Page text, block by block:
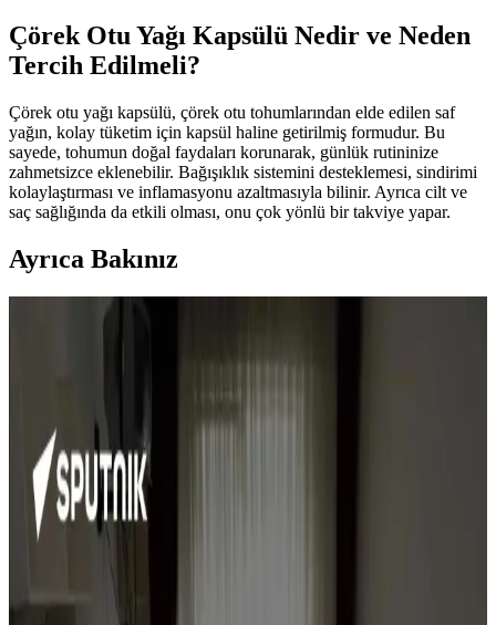
Çörek Otu Yağı Kapsülü Nedir ve Neden
Tercih Edilmeli?
Çörek otu yağı kapsülü, çörek otu tohumlarından elde edilen saf
yağın, kolay tüketim için kapsül haline getirilmiş formudur. Bu
sayede, tohumun doğal faydaları korunarak, günlük rutininize
zahmetsizce eklenebilir. Bağışıklık sistemini desteklemesi, sindirimi
kolaylaştırması ve inflamasyonu azaltmasıyla bilinir. Ayrıca cilt ve
saç sağlığında da etkili olması, onu çok yönlü bir takviye yapar.
Ayrıca Bakınız
Ebeveynlerin alışveriş ve yemek hazırladığı evde sağlıklı beslenme,
iletişim, sorumluluk alma ve küçük değişikliklerle mümkün hale
gelir. Yemek yapmayı öğrenmek ve porsiyon kontrolü önemlidir.
Etlerde Kötü Kokuların Nedenleri ve Çözüm Yolları
Üzerine Detaylı İnceleme
Etlerde ortaya çıkan kötü kokular, hem etin kalitesi hem de kişisel
kokuların nedenleri ve çözüm yolları detaylandırılmaktadır.